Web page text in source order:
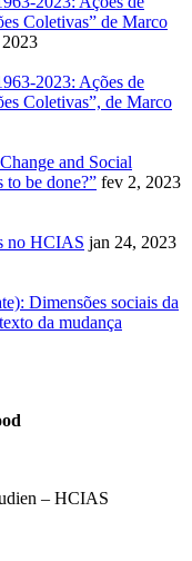
Coletivas” de Marco
2023: Ações de
Coletivas”, de Marco
and Social
to be done?” fev 2, 2023
no HCIAS jan 24, 2023
Dimensões sociais da
da mudança
– HCIAS